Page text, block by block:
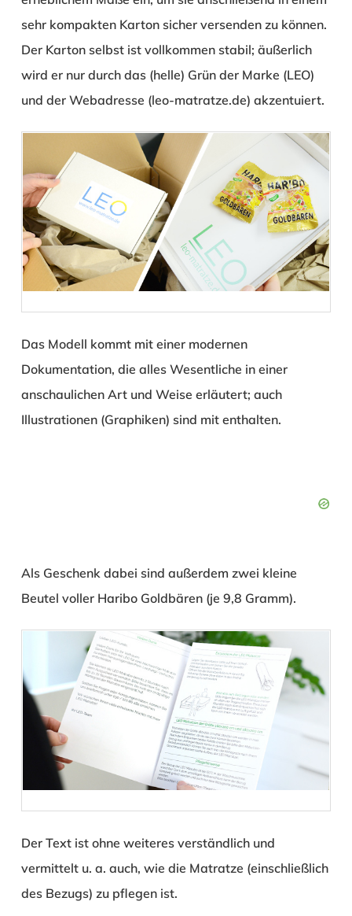
sehr kompakten Karton sicher versenden zu können.
Der Karton selbst ist vollkommen stabil; äußerlich
wird er nur durch das (helle) Grün der Marke (LEO)
und der Webadresse (leo-matratze.de) akzentuiert.
Das Modell kommt mit einer modernen
Dokumentation, die alles Wesentliche in einer
anschaulichen Art und Weise erläutert; auch
Illustrationen (Graphiken) sind mit enthalten.
Als Geschenk dabei sind außerdem zwei kleine
Beutel voller Haribo Goldbären (je 9,8 Gramm).
Der Text ist ohne weiteres verständlich und
vermittelt u. a. auch, wie die Matratze (einschließlich
des Bezugs) zu pflegen ist.